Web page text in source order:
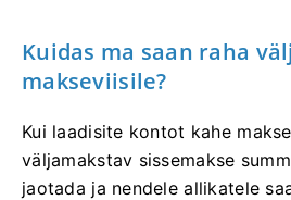
Kuidas ma saan raha
makseviisile?
Kui laadisite kontot kahe
väljamakstav sissemakse
jaotada ja nendele allikatele